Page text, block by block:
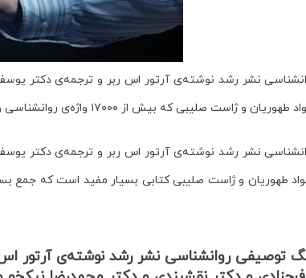
نشر رشد نوشته‌ی آرتور اس ربر و ترجمه‌ی دکتر
طهوریان و ژاست صلیبیکه بیش از ۱۷۰۰۰ واژه‌ی روانشناسی و روانپزشکی و حوزه‌های مربوط به آن را در خود جای داده است.
نشر رشد نوشته‌ی آرتور اس ربر و ترجمه‌ی دکتر
طهوریان و ژاست صلیبیکتابی بسیار مفید است که جمع
توصیفی روانشناسی نشر رشد نوشته‌ی آرتور